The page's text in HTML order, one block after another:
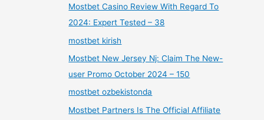
Mostbet Casino Review With Regard To
2024: Expert Tested – 38
mostbet kirish
Mostbet New Jersey Nj: Claim The New-
user Promo October 2024 – 150
mostbet ozbekistonda
Mostbet Partners Is The Official Affiliate